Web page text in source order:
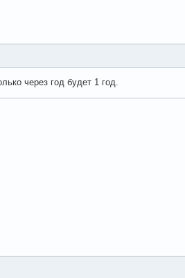
через год будет 1 год.